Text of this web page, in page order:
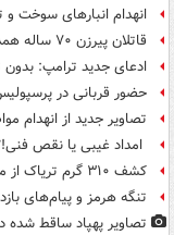
انهدام انبارهای سوخت
قاتلان پیرزن ۷۰ ساله همدانی با ۵۰ گرم طلا دستگیر شدند
ادعای جدید ترامپ:
حضور قربانی در
تصاویر جدید از انهدام
امداد غیبی یا نقص
کشف ۳۱۰ گرم تریاک از معده مسافر اتوبوس در قاینات
تنگه هرمز و پیام‌های
تصاویر پهپاد ساقط شده